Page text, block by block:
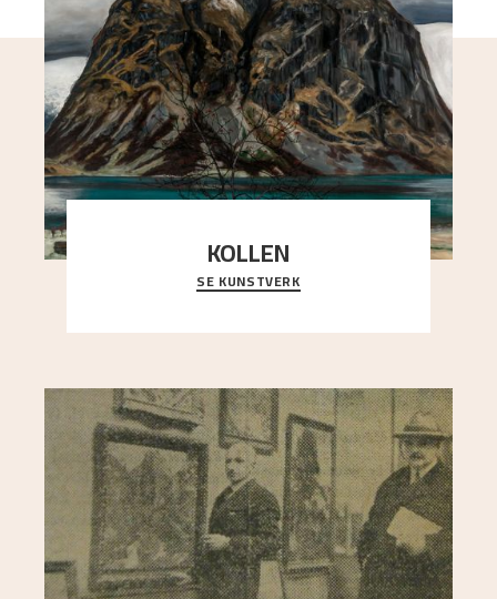
KOLLEN
Et ruvende fjell dominerer bildeflaten, og står i
sterk kontrast til det spinkle rognetreet ute
SE KUNSTVERK